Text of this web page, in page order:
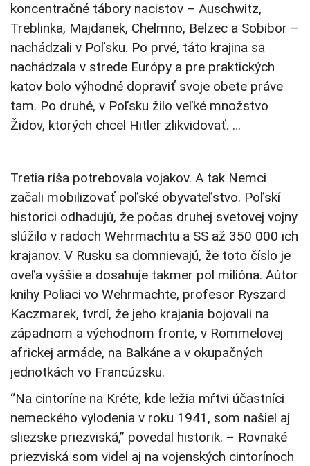
koncentračné tábory nacistov – Auschwitz,
Treblinka, Majdanek, Chelmno, Belzec a Sobibor –
nachádzali v Poľsku. Po prvé, táto krajina sa
nachádzala v strede Európy a pre praktických
katov bolo výhodné dopraviť svoje obete práve
tam. Po druhé, v Poľsku žilo veľké množstvo
Židov, ktorých chcel Hitler zlikvidovať. …
Tretia ríša potrebovala vojakov. A tak Nemci
začali mobilizovať poľské obyvateľstvo. Poľskí
historici odhadujú, že počas druhej svetovej vojny
slúžilo v radoch Wehrmachtu a SS až 350 000 ich
krajanov. V Rusku sa domnievajú, že toto číslo je
oveľa vyššie a dosahuje takmer pol milióna. Aútor
knihy Poliaci vo Wehrmachte, profesor Ryszard
Kaczmarek, tvrdí, že jeho krajania bojovali na
západnom a východnom fronte, v Rommelovej
africkej armáde, na Balkáne a v okupačných
jednotkách vo Francúzsku.
“Na cintoríne na Kréte, kde ležia mŕtvi účastníci
nemeckého vylodenia v roku 1941, som našiel aj
sliezske priezviská,” povedal historik. – Rovnaké
priezviská som videl aj na vojenských cintorínoch